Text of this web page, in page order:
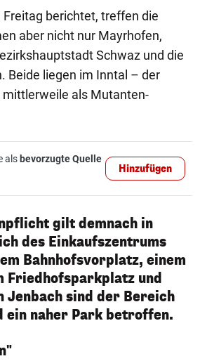
Freitag berichtet, treffen die
aber nicht nur Mayrhofen,
Schwaz und die
Beide liegen im Inntal – der
als Mutanten-
als bevorzugte Quelle
Hinzufügen
gilt demnach in
des Einkaufszentrums
Bahnhofsvorplatz, einem
Friedhofsparkplatz und
Jenbach sind der Bereich
ein naher Park betroffen.